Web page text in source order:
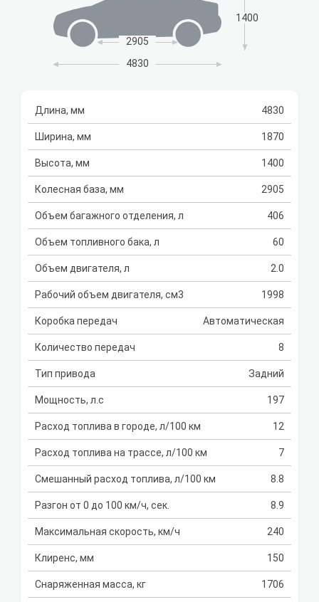
2905
1400
4830
Длина, мм 4830
Ширина, мм 1870
Высота, мм 1400
Колесная база, мм 2905
Объем багажного отделения, л 406
Объем топливного бака, л 60
Объем двигателя, л 2.0
Рабочий объем двигателя, см3 1998
Коробка передач Автоматическая
Количество передач 8
Тип привода Задний
Мощность, л.с 197
Расход топлива в городе, л/100 км 12
Расход топлива на трассе, л/100 км 7
Смешанный расход топлива, л/100 км 8.8
Разгон от 0 до 100 км/ч, сек. 8.9
Максимальная скорость, км/ч 240
Клиренс, мм 150
Снаряженная масса, кг 1706